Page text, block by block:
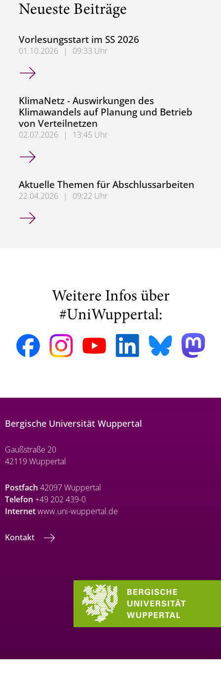
Neueste Beiträge
Vorlesungsstart im SS 2026
01.10.2026 |
09:33 Uhr
Vorlesungsstart im SS 2026
KlimaNetz - Auswirkungen des
Klimawandels auf Planung und Betrieb
von Verteilnetzen
02.07.2026 |
13:45 Uhr
KlimaNetz - Auswirkungen des Klimawandels auf
Aktuelle Themen für Abschlussarbeiten
22.04.2026 |
09:22 Uhr
Aktuelle Themen für Abschlussarbeiten
Weitere Infos über
#UniWuppertal:
Bergische Universität Wuppertal
Gaußstraße 20
42119 Wuppertal
Postfach 42097 Wuppertal
Telefon +49 202 439-0
Internetwww.uni-wuppertal.de
Kontakt